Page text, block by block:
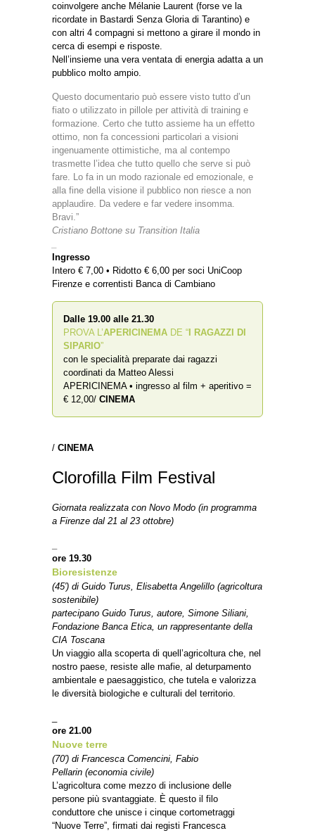
coinvolgere anche Mélanie Laurent (forse ve la
ricordate in Bastardi Senza Gloria di Tarantino) e
con altri 4 compagni si mettono a girare il mondo in
cerca di esempi e risposte.
Nell’insieme una vera ventata di energia adatta a un
pubblico molto ampio.
Questo documentario può essere visto tutto d’un
fiato o utilizzato in pillole per attività di training e
formazione. Certo che tutto assieme ha un effetto
ottimo, non fa concessioni particolari a visioni
ingenuamente ottimistiche, ma al contempo
trasmette l’idea che tutto quello che serve si può
fare. Lo fa in un modo razionale ed emozionale, e
alla fine della visione il pubblico non riesce a non
applaudire. Da vedere e far vedere insomma.
Bravi.”
Cristiano Bottone su Transition Italia
Ingresso
Intero € 7,00 • Ridotto € 6,00 per soci UniCoop
Firenze e correntisti Banca di Cambiano
Dalle 19.00 alle 21.30
PROVA L’APERICINEMA DE “ I RAGAZZI DI
SIPARIO”
con le specialità preparate dai ragazzi
coordinati da Matteo Alessi
APERICINEMA • ingresso al film + aperitivo =
€ 12,00/ CINEMA
/ CINEMA
Clorofilla Film Festival
Giornata realizzata con Novo Modo (in programma
a Firenze dal 21 al 23 ottobre)
ore 19.30
Bioresistenze
(45′) di Guido Turus, Elisabetta Angelillo (agricoltura
sostenibile)
partecipano Guido Turus, autore, Simone Siliani,
Fondazione Banca Etica, un rappresentante della
CIA Toscana
Un viaggio alla scoperta di quell’agricoltura che, nel
nostro paese, resiste alle mafie, al deturpamento
ambientale e paesaggistico, che tutela e valorizza
le diversità biologiche e culturali del territorio.
ore 21.00
Nuove terre
(70′) di Francesca Comencini, Fabio
Pellarin (economia civile)
L’agricoltura come mezzo di inclusione delle
persone più svantaggiate. È questo il filo
conduttore che unisce i cinque cortometraggi
“Nuove Terre”, firmati dai registi Francesca